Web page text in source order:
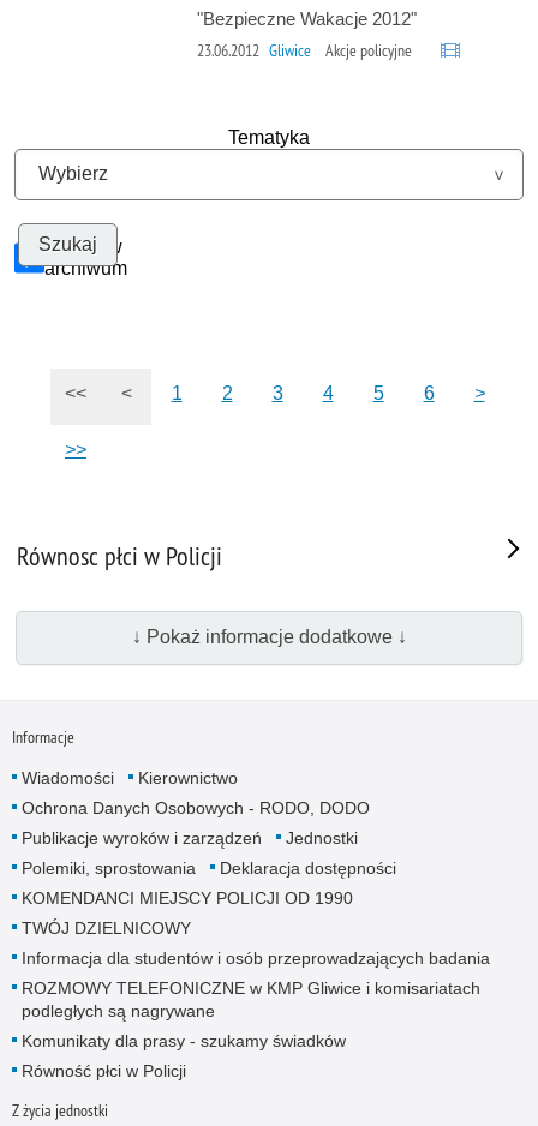
"Bezpieczne Wakacje 2012"
23.06.2012 Gliwice Akcje policyjne
Tematyka
Szukaj w
archiwum
<< < 1 2 3 4 5 6 >
>>
Równosc płci w Policji
↓ Pokaż informacje dodatkowe ↓
Informacje
Wiadomości
Kierownictwo
Ochrona Danych Osobowych - RODO, DODO
Publikacje wyroków i zarządzeń
Jednostki
Polemiki, sprostowania
Deklaracja dostępności
KOMENDANCI MIEJSCY POLICJI OD 1990
TWÓJ DZIELNICOWY
Informacja dla studentów i osób przeprowadzających badania
ROZMOWY TELEFONICZNE w KMP Gliwice i komisariatach
podległych są nagrywane
Komunikaty dla prasy - szukamy świadków
Równość płci w Policji
Z życia jednostki